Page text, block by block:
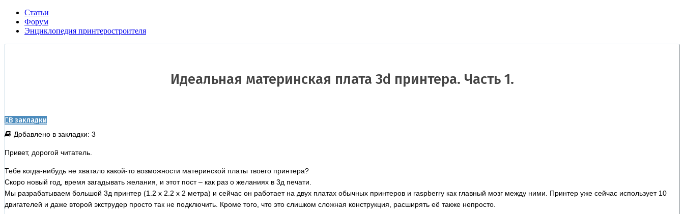
Статьи
Форум
Энциклопедия принтеростроителя
Идеальная материнская плата 3d принтера. Часть 1.
В закладки
Добавлено в закладки: 3
Привет, дорогой читатель.
Тебе когда-нибудь не хватало какой-то возможности материнской платы твоего принтера?
Скоро новый год, время загадывать желания, и этот пост – как раз о желаниях в 3д печати.
Мы разрабатываем большой 3д принтер (1.2 х 2.2 х 2 метра) и сейчас он работает на двух платах обычных принтеров и raspberry как главный мозг между ними. Принтер уже сейчас использует 10
двигателей и даже второй экструдер просто так не подключить. Кроме того, что это слишком сложная конструкция, расширять её также непросто.